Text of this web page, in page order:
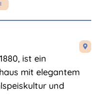

ist ein
mit elegantem
und